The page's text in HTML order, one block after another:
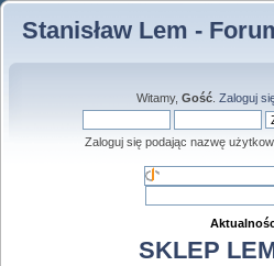
Stanisław Lem -
Witamy, Gość. Zaloguj
Zaloguj się podając nazwę
SKLEP